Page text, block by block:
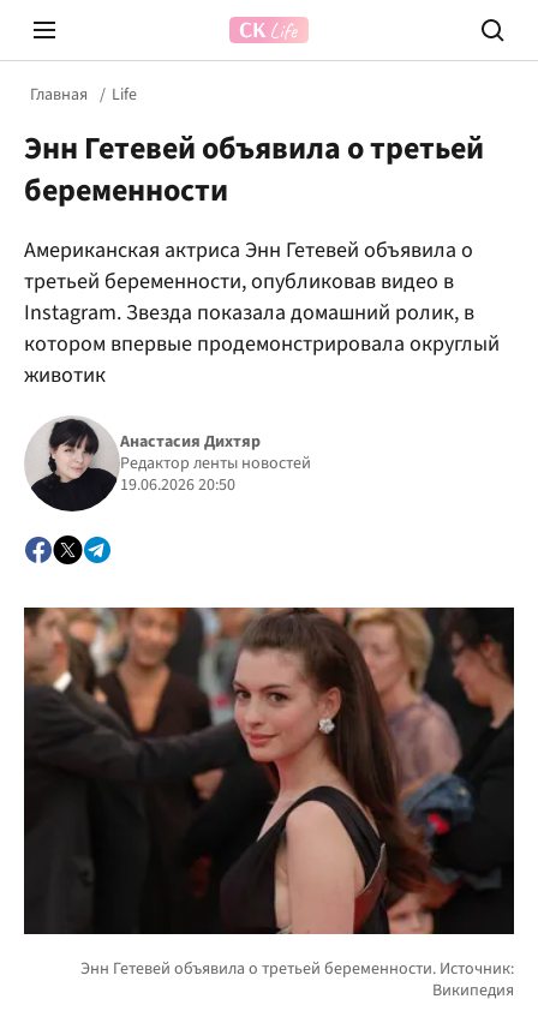
Prosecco Time
Главная Life
Энн Гетевей объявила о третьей
беременности
Американская актриса Энн Гетевей объявила о
третьей беременности, опубликовав видео в
Instagram. Звезда показала домашний ролик, в
котором впервые продемонстрировала округлый
животик
Анастасия Дихтяр
Редактор ленты новостей
19.06.2026 20:50